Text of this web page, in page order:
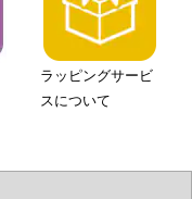
ラッピングサービ
スについて